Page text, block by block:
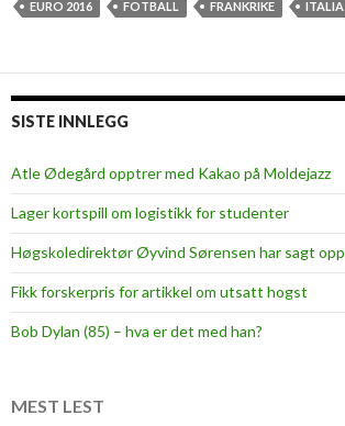
p
e
n
e
s
?
EURO 2016 FOTBALL FRANKRIKE ITALIA
SISTE INNLEGG
Atle Ødegård opptrer med Kakao på Moldejazz
Lager kortspill om logistikk for studenter
Høgskoledirektør Øyvind Sørensen har sagt opp
Fikk forskerpris for artikkel om utsatt hogst
Bob Dylan (85) – hva er det med han?
MEST LEST